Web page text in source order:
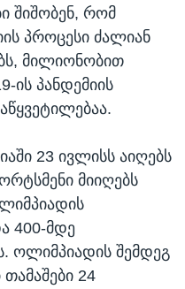
შიშობენ, რომ
პროცესი ძალიან
მილიონობით
ის პანდემიის
23 ივლისს აიღებს
მიიღებს
400-მდე
ოლიმპიადის შემდეგ
24